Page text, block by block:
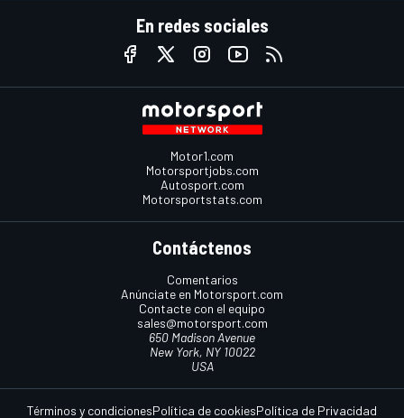
En redes sociales
Motor1.com
Motorsportjobs.com
Autosport.com
Motorsportstats.com
Contáctenos
Comentarios
Anúnciate en Motorsport.com
Contacte con el equipo
sales@motorsport.com
650 Madison Avenue
New York, NY 10022
USA
Términos y condicionesPolítica de cookiesPolítica de Privacidad